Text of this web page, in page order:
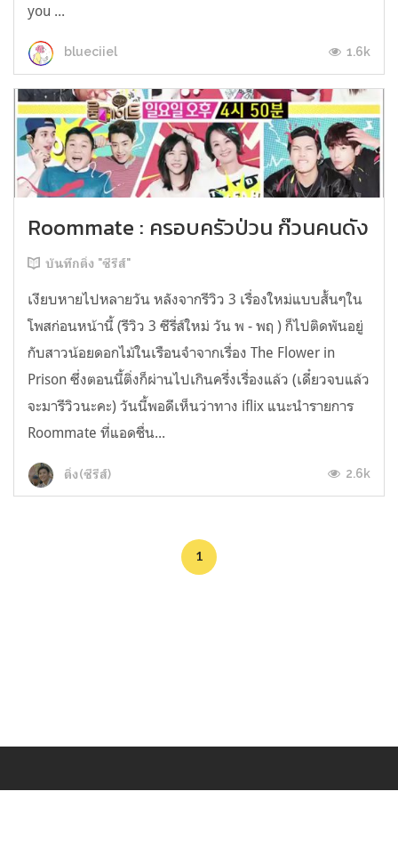
you ...
blueciiel 1.6k
Roommate : ครอบครัวป่วน ก๊วนคนดัง
บันทึกติ่ง "ซีรีส์"
เงียบหายไปหลายวัน หลังจากรีวิว 3 เรื่องใหม่แบบสั้นๆใน
โพสก่อนหน้านี้ (รีวิว 3 ซีรี่ส์ใหม่ วัน พ - พฤ ) ก็ไปติดพันอยู่
กับสาวน้อยดอกไม้ในเรือนจำจากเรื่อง The Flower in
Prison ซึ่งตอนนี้ติ่งก็ผ่านไปเกินครึ่งเรื่องแล้ว (เดี๋ยวจบแล้ว
จะมารีวิวนะคะ) วันนี้พอดีเห็นว่าทาง iflix แนะนำรายการ
Roommate ที่แอดชื่น...
ติ่ง(ซีรีส์) 2.6k
1